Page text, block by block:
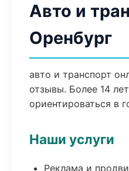
Авто и
Оренбург
авто и транспорт
отзывы. Более 14
ориентироваться в
Наши услуги
Реклама и